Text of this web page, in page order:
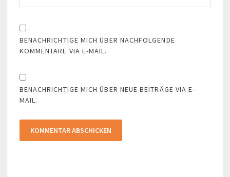
BENACHRICHTIGE MICH ÜBER NACHFOLGENDE
KOMMENTARE VIA E-MAIL.
BENACHRICHTIGE MICH ÜBER NEUE BEITRÄGE VIA E-
MAIL.